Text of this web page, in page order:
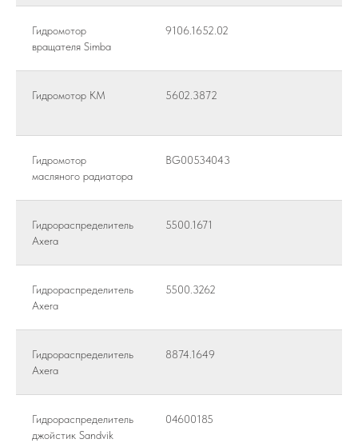
Гидромотор
вращателя Simba
9106.1652.02
Гидромотор КМ 5602.3872
Гидромотор
масляного радиатора
BG00534043
Гидрораспределитель
Axera
5500.1671
Гидрораспределитель
Axera
5500.3262
Гидрораспределитель
Axera
8874.1649
Гидрораспределитель
джойстик Sandvik
04600185